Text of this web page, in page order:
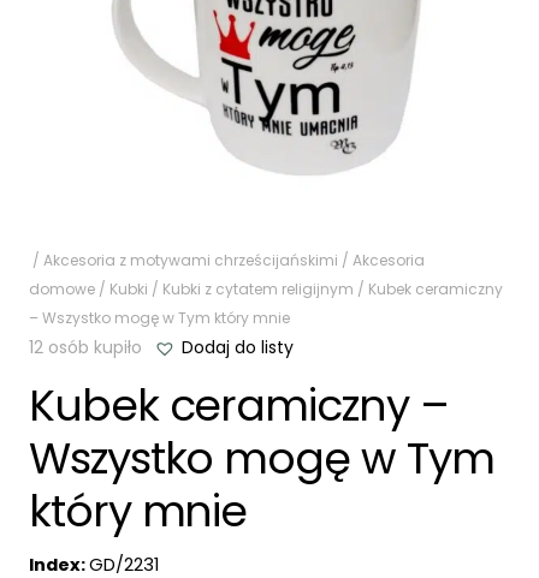
/ Akcesoria z motywami chrześcijańskimi / Akcesoria
domowe / Kubki / Kubki z cytatem religijnym / Kubek ceramiczny
– Wszystko mogę w Tym który mnie
12 osób kupiło Dodaj do listy
Kubek ceramiczny –
Wszystko mogę w Tym
który mnie
Index:GD/2231